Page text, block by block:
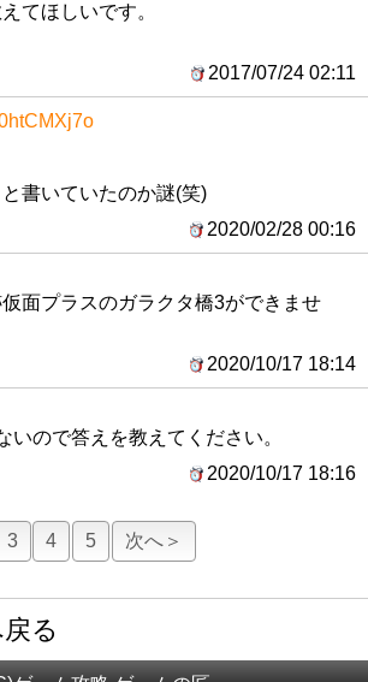
てほしいです。
2017/07/24 02:11
書いていたのか謎(笑)
2020/02/28 00:16
面プラスのガラクタ橋3ができませ
2020/10/17 18:14
いので答えを教えてください。
2020/10/17 18:16
3 4 5 次へ＞
る